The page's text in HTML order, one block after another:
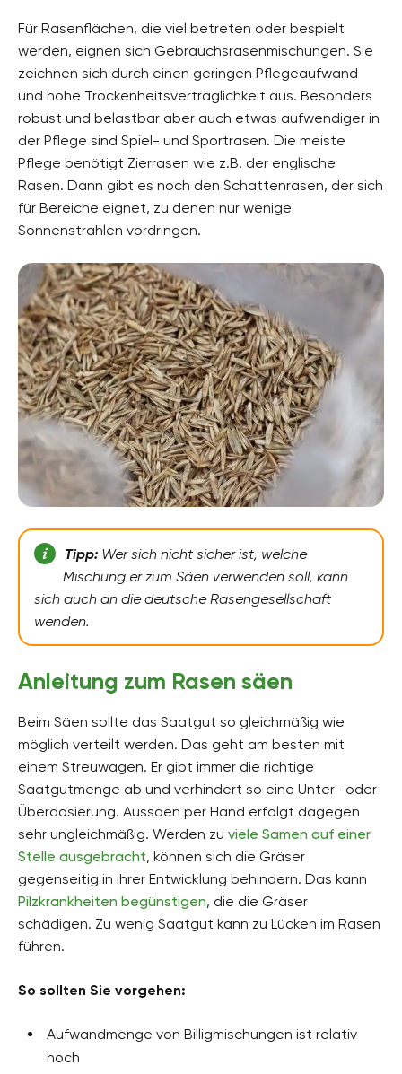
Für Rasenflächen, die viel betreten oder bespielt
werden, eignen sich Gebrauchsrasenmischungen. Sie
zeichnen sich durch einen geringen Pflegeaufwand
und hohe Trockenheitsverträglichkeit aus. Besonders
robust und belastbar aber auch etwas aufwendiger in
der Pflege sind Spiel- und Sportrasen. Die meiste
Pflege benötigt Zierrasen wie z.B. der englische
Rasen. Dann gibt es noch den Schattenrasen, der sich
für Bereiche eignet, zu denen nur wenige
Sonnenstrahlen vordringen.
Tipp: Wer sich nicht sicher ist, welche
Mischung er zum Säen verwenden soll, kann
sich auch an die deutsche Rasengesellschaft
wenden.
Anleitung zum Rasen säen
Beim Säen sollte das Saatgut so gleichmäßig wie
möglich verteilt werden. Das geht am besten mit
einem Streuwagen. Er gibt immer die richtige
Saatgutmenge ab und verhindert so eine Unter- oder
Überdosierung. Aussäen per Hand erfolgt dagegen
sehr ungleichmäßig. Werden zu viele Samen auf einer
Stelle ausgebracht, können sich die Gräser
gegenseitig in ihrer Entwicklung behindern. Das kann
Pilzkrankheiten begünstigen, die die Gräser
schädigen. Zu wenig Saatgut kann zu Lücken im Rasen
führen.
So sollten Sie vorgehen:
Aufwandmenge von Billigmischungen ist relativ
hoch